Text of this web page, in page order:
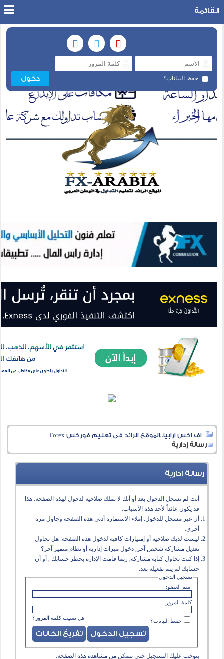
حفظ البيانات؟
القائمة
اف اكس ارابيا..الموقع الرائد فى تعليم فوركس Forex
رسالة إدارية
رسالة إدارية
أنت لم تسجل الدخول بعد أو أنك لا تملك صلاحية لدخول لهذه الصفحة. هذا
قد يكون عائداً لأحد هذه الأسباب:
أن غير مسجل للدخول. إملاء الاستمارة أدنى هذه الصفحة وحاول مرة
أخرى.
ليست لديك صلاحية أو إمتيازات كافية لدخول هذه الصفحة. هل تحاول
تعديل مشاركة شخص آخر, دخول ميزات إدارية أو نظام متميز آخر؟
إذا كنت تحاول كتابة مشاركة, ربما قامت الإدارة بحظر حسابك , أو أن
حسابك لم يتم تفعيله بعد.
تسجيل الدخول
اسم العضو:
كلمة المرور:
هل نسيت كلمة المرور؟ حفظ البيانات؟
يتوجب عليك التسجيل حتى تتمكن من مشاهدة هذه الصفحة.